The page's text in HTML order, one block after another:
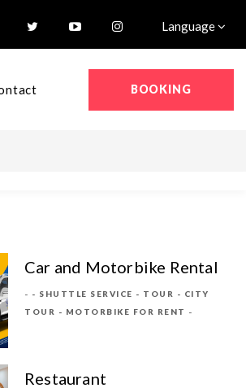
Language
BOOKING
Car and Motorbike Rental
- SHUTTLE SERVICE - TOUR - CITY
TOUR - MOTORBIKE FOR RENT
Restaurant